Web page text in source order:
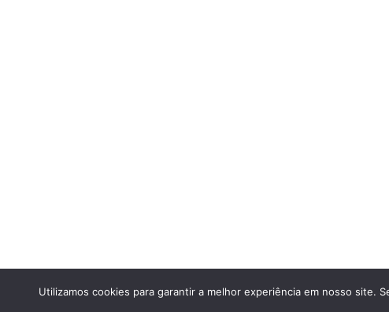
Utilizamos cookies para garantir a melhor experiência em nosso site.